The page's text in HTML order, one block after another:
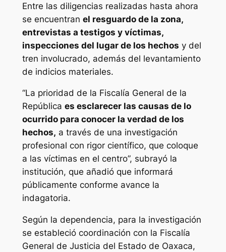
Entre las diligencias realizadas hasta ahora
se encuentran el resguardo de la zona,
entrevistas a testigos y víctimas,
inspecciones del lugar de los hechos y del
tren involucrado, además del levantamiento
de indicios materiales.
“La prioridad de la Fiscalía General de la
República es esclarecer las causas de lo
ocurrido para conocer la verdad de los
hechos, a través de una investigación
profesional con rigor científico, que coloque
a las víctimas en el centro”, subrayó la
institución, que añadió que informará
públicamente conforme avance la
indagatoria.
Según la dependencia, para la investigación
se estableció coordinación con la Fiscalía
General de Justicia del Estado de Oaxaca,